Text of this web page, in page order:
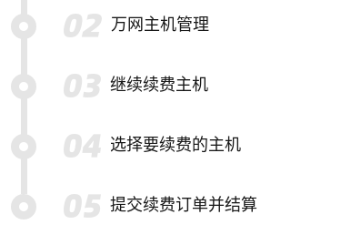
万网主机管理
继续续费主机
选择要续费的主机
提交续费订单并结算